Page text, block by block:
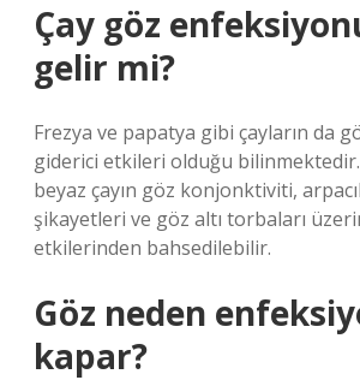
Çay göz
gelir mi?
Frezya ve papatya gibi çayların da
giderici etkileri olduğu
beyaz çayın göz konjonktiviti,
şikayetleri ve göz altı torbaları
etkilerinden bahsedilebilir.
Göz neden
kapar?